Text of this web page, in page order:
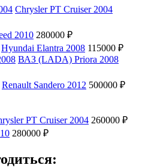
Chrysler PT Cruiser 2004
2010 280000 ₽
Hyundai Elantra 2008 115000 ₽
ВАЗ (LADA) Priora 2008
Renault Sandero 2012 500000 ₽
PT Cruiser 2004 260000 ₽
280000 ₽